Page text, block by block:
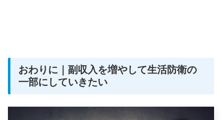
おわりに｜副収入を増やして生活防衛の
一部にしていきたい